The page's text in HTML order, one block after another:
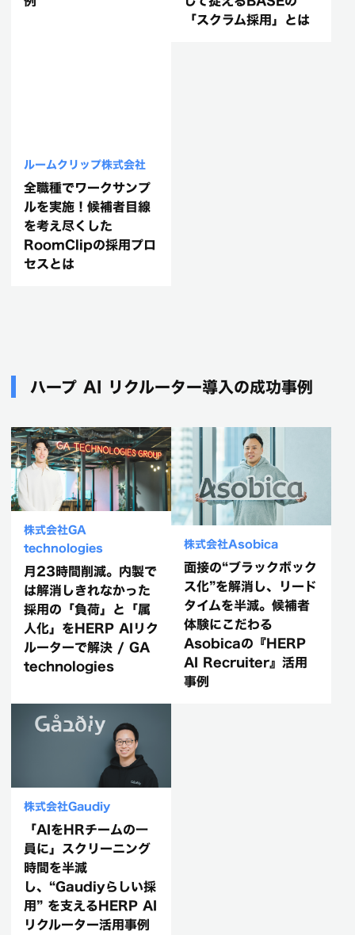
「スクラム採用」とは
ルームクリップ株式会社
全職種でワークサンプ
ルを実施！候補者目線
を考え尽くした
RoomClipの採用プロ
セスとは
ハープ AI リクルーター導入の成功事例
株式会社GA
technologies
月23時間削減。内製で
は解消しきれなかった
採用の「負荷」と「属
人化」をHERP AIリク
ルーターで解決 / GA
technologies
株式会社Asobica
面接の“ブラックボック
ス化”を解消し、リード
タイムを半減。候補者
体験にこだわる
Asobicaの『HERP
AI Recruiter』活用
事例
株式会社Gaudiy
「AIをHRチームの一
員に」スクリーニング
時間を半減
し、“Gaudiyらしい採
用” を支えるHERP AI
リクルーター活用事例